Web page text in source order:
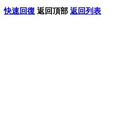
快速回復 返回頂部 返回列表